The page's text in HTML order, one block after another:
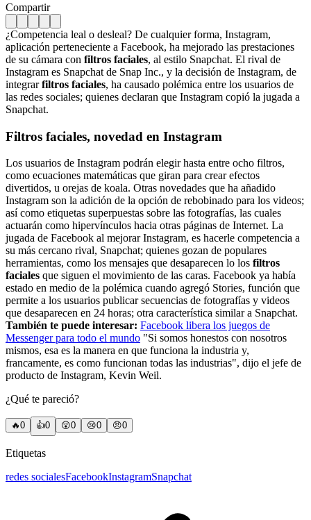
Compartir
¿Competencia leal o desleal? De cualquier forma, Instagram,
aplicación perteneciente a Facebook, ha mejorado las prestaciones
de su cámara con filtros faciales, al estilo Snapchat. El rival de
Instagram es Snapchat de Snap Inc., y la decisión de Instagram, de
integrarfiltros faciales, ha causado polémica entre los usuarios de
las redes sociales; quienes declaran que Instagram copió la jugada a
Snapchat.
Filtros faciales, novedad en Instagram
Los usuarios de Instagram podrán elegir hasta entre ocho filtros,
como ecuaciones matemáticas que giran para crear efectos
divertidos, u orejas de koala. Otras novedades que ha añadido
Instagram son la adición de la opción de rebobinado para los videos;
así como etiquetas superpuestas sobre las fotografías, las cuales
actuarán como hipervínculos hacia otras páginas de Internet. La
jugada de Facebook al mejorar Instagram, es hacerle competencia a
su más cercano rival, Snapchat; quienes gozan de populares
herramientas, como los mensajes que desaparecen lo los filtros
faciales que siguen el movimiento de las caras. Facebook ya había
estado en medio de la polémica cuando agregó Stories, función que
permite a los usuarios publicar secuencias de fotografías y videos
que desaparecen en 24 horas; otra característica similar a Snapchat.
También te puede interesar: Facebook libera los juegos de
Messenger para todo el mundo "Si somos honestos con nosotros
mismos, esa es la manera en que funciona la industria y,
francamente, es como funcionan todas las industrias", dijo el jefe de
producto de Instagram, Kevin Weil.
¿Qué te pareció?
🔥0 👍0 😲0 😢0 😠0
Etiquetas
redes socialesFacebookInstagramSnapchat